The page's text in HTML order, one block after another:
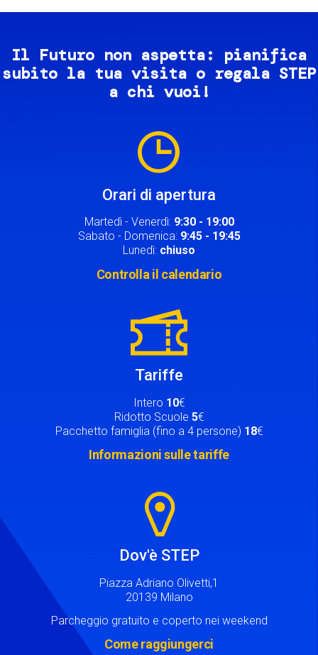
Il Futuro non aspetta: pianifica
subito la tua visita o regala STEP
a chi vuoi!
Orari di apertura
Martedì - Venerdì: 9:30 - 19:00
Sabato - Domenica: 9:45 - 19:45
Lunedì: chiuso
Controlla il calendario
Tariffe
Intero 10€
Ridotto Scuole 5€
Pacchetto famiglia (fino a 4 persone) 18€
Informazioni sulle tariffe
Dov'è STEP
Piazza Adriano Olivetti,1
20139 Milano
Parcheggio gratuito e coperto nei weekend
Come raggiungerci